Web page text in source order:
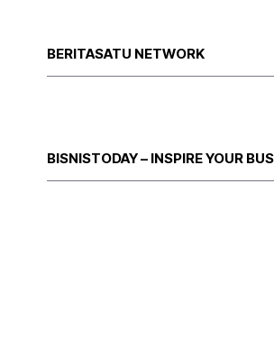
BERITASATU NETWORK
BISNISTODAY – INSPIRE YOUR